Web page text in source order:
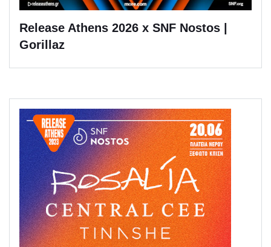
Release Athens 2026 x SNF Nostos |
Gorillaz